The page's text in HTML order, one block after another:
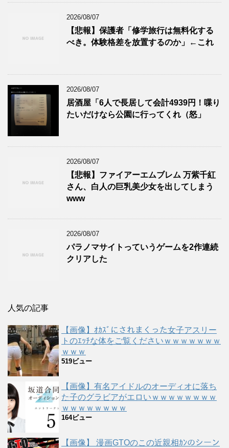
2026/08/07
【悲報】保護者「修学旅行は無料化する
べき。体験格差を放置するのか」←これ
2026/08/07
居酒屋「6人で長居して会計4939円！喋り
たいだけなら公園に行ってくれ（怒」
2026/08/07
【悲報】ファイアーエムブレム 万紫千紅
さん、白人の巨乳美少女を出してしまう
www
2026/08/07
パラノマサイトっていうゲームを2作連続
クリアした
人気の記事
【画像】ｵｶｽﾞにされまくった女子アスリー
トのｴｯﾁな体をご覧くださいｗｗｗｗｗｗｗ
ｗｗｗ
519ビュー
【画像】有名アイドルのオーディオに落ち
た子のグラビアがエロいｗｗｗｗｗｗｗｗ
ｗｗｗｗｗｗｗｗ
164ビュー
【画像】 漫画GTOのこの近親相ｶﾝのシーン